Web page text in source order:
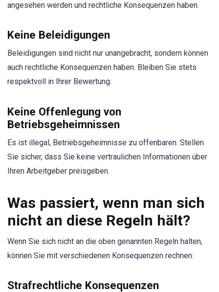
angesehen werden und rechtliche Konsequenzen haben.
Keine Beleidigungen
Beleidigungen sind nicht nur unangebracht, sondern können
auch rechtliche Konsequenzen haben. Bleiben Sie stets
respektvoll in Ihrer Bewertung.
Keine Offenlegung von
Betriebsgeheimnissen
Es ist illegal, Betriebsgeheimnisse zu offenbaren. Stellen
Sie sicher, dass Sie keine vertraulichen Informationen über
Ihren Arbeitgeber preisgeben.
Was passiert, wenn man sich
nicht an diese Regeln hält?
Wenn Sie sich nicht an die oben genannten Regeln halten,
können Sie mit verschiedenen Konsequenzen rechnen:
Strafrechtliche Konsequenzen